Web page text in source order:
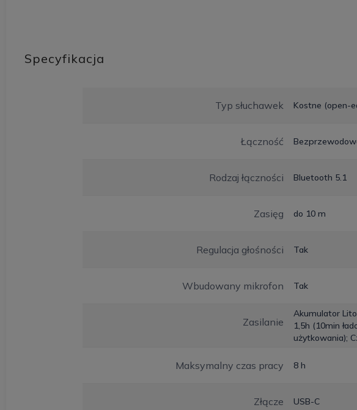
Specyfikacja
Typ słuchawek Kostne (open-
Łączność
Rodzaj łączności Bluetooth 5.1
Zasięg do 10 m
Regulacja głośności Tak
Wbudowany mikrofon Tak
Zasilanie
Akumulator
1,5h (10min
użytkowania);
Maksymalny czas pracy 8 h
Złącze USB-C